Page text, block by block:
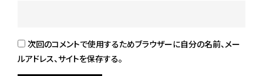
次回のコメントで使用するためブラウザーに自分の名前、メー
ルアドレス、サイトを保存する。